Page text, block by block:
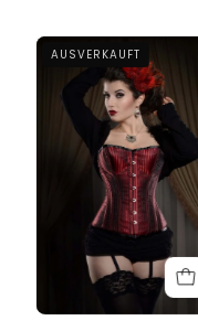
Playgirl
Steel
Boned
Red
Shadow
Stripe
Corset
AUSVERKAUFT